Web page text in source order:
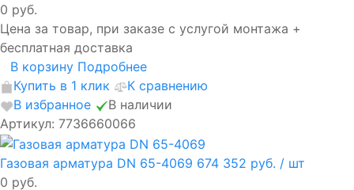
0 руб.
Цена за товар, при заказе с услугой монтажа +
бесплатная доставка
В корзину Подробнее
Купить в 1 клик
К сравнению
В избранное
В наличии
Артикул: 7736660066
Газовая арматура DN 65-4069 674 352 руб. / шт
0 руб.